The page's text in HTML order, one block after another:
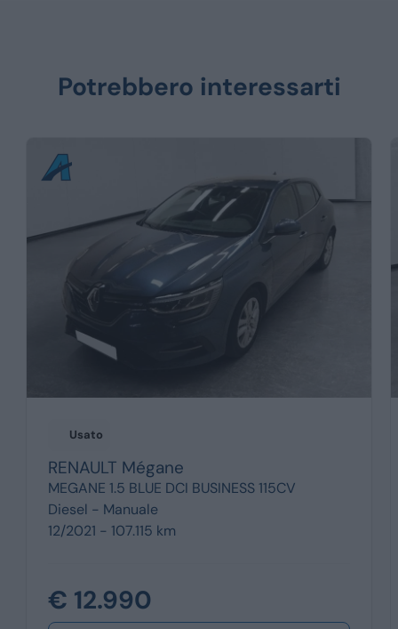
Potrebbero interessarti
Usato
RENAULT Mégane
MEGANE 1.5 BLUE DCI BUSINESS 115CV
Diesel - Manuale
12/2021 - 107.115 km
€ 12.990